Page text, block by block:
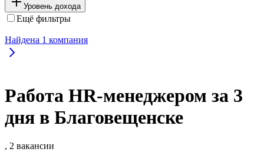
Уровень дохода
Ещё фильтры
Найдена 1 компания
Работа HR-менеджером за 3
дня в Благовещенске
, 2 вакансии